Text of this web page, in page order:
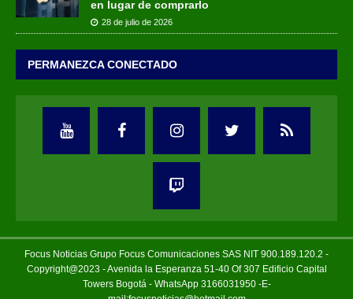
en lugar de comprarlo
28 de julio de 2026
PERMANEZCA CONECTADO
Focus Noticias Grupo Focus Comunicaciones SAS NIT 900.189.120.2 -
Copyright@2023 - Avenida la Esperanza 51-40 Of 307 Edificio Capital
Towers Bogotá - WhatsApp 3166031950 -E-